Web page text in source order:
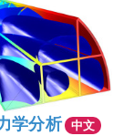
学分析 中文